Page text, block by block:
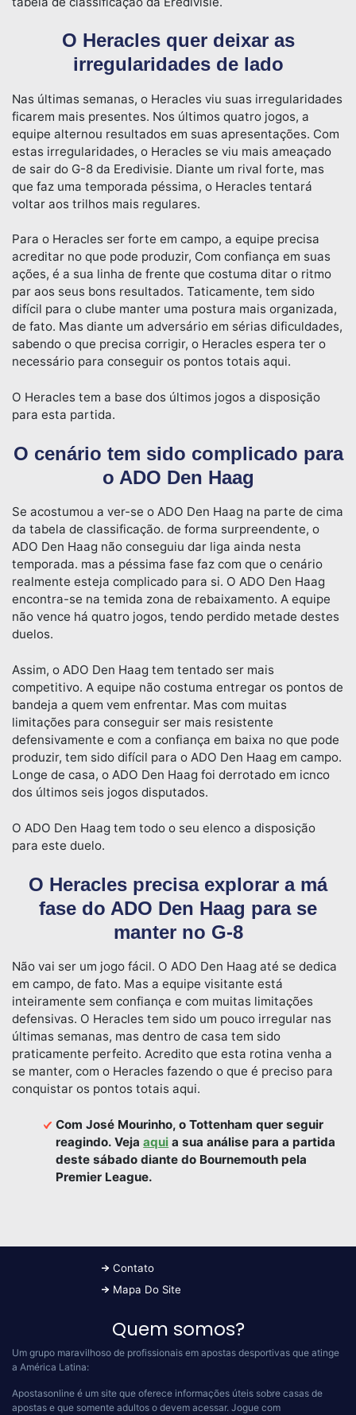
O Heracles quer deixar as
irregularidades de lado
Nas últimas semanas, o Heracles viu suas irregularidades
ficarem mais presentes. Nos últimos quatro jogos, a
equipe alternou resultados em suas apresentações. Com
estas irregularidades, o Heracles se viu mais ameaçado
de sair do G-8 da Eredivisie. Diante um rival forte, mas
que faz uma temporada péssima, o Heracles tentará
voltar aos trilhos mais regulares.
Para o Heracles ser forte em campo, a equipe precisa
acreditar no que pode produzir, Com confiança em suas
ações, é a sua linha de frente que costuma ditar o ritmo
par aos seus bons resultados. Taticamente, tem sido
difícil para o clube manter uma postura mais organizada,
de fato. Mas diante um adversário em sérias dificuldades,
sabendo o que precisa corrigir, o Heracles espera ter o
necessário para conseguir os pontos totais aqui.
O Heracles tem a base dos últimos jogos a disposição
para esta partida.
O cenário tem sido complicado para
o ADO Den Haag
Se acostumou a ver-se o ADO Den Haag na parte de cima
da tabela de classificação. de forma surpreendente, o
ADO Den Haag não conseguiu dar liga ainda nesta
temporada. mas a péssima fase faz com que o cenário
realmente esteja complicado para si. O ADO Den Haag
encontra-se na temida zona de rebaixamento. A equipe
não vence há quatro jogos, tendo perdido metade destes
duelos.
Assim, o ADO Den Haag tem tentado ser mais
competitivo. A equipe não costuma entregar os pontos de
bandeja a quem vem enfrentar. Mas com muitas
limitações para conseguir ser mais resistente
defensivamente e com a confiança em baixa no que pode
produzir, tem sido difícil para o ADO Den Haag em campo.
Longe de casa, o ADO Den Haag foi derrotado em icnco
dos últimos seis jogos disputados.
O ADO Den Haag tem todo o seu elenco a disposição
para este duelo.
O Heracles precisa explorar a má
fase do ADO Den Haag para se
manter no G-8
Não vai ser um jogo fácil. O ADO Den Haag até se dedica
em campo, de fato. Mas a equipe visitante está
inteiramente sem confiança e com muitas limitações
defensivas. O Heracles tem sido um pouco irregular nas
últimas semanas, mas dentro de casa tem sido
praticamente perfeito. Acredito que esta rotina venha a
se manter, com o Heracles fazendo o que é preciso para
conquistar os pontos totais aqui.
Com José Mourinho, o Tottenham quer seguir
reagindo. Vejaaqui a sua análise para a partida
deste sábado diante do Bournemouth pela
Premier League.
Contato
Mapa Do Site
Quem somos?
Um grupo maravilhoso de profissionais em apostas desportivas que atinge
a América Latina:
Apostasonline é um site que oferece informações úteis sobre casas de
apostas e que somente adultos o devem acessar. Jogue com